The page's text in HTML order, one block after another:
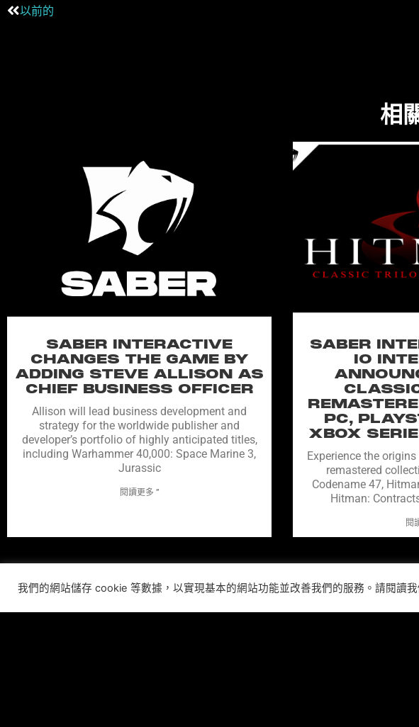
以前的
相
SABER INTERACTIVE
CHANGES THE GAME BY
ADDING STEVE ALLISON AS
CHIEF BUSINESS OFFICER
Allison will lead business development and
strategy for the worldwide publisher and
developer’s portfolio of highly anticipated titles,
including Warhammer 40,000: Space Marine 3,
Jurassic
閱讀更多 ”
SABER
IO
PC,
XBOX
Experience the
remastered
Codename 47,
Hitman:
閱
我們的網站儲存 cookie 等數據，以實現基本的網站功能並改善我們的服務。請閱讀